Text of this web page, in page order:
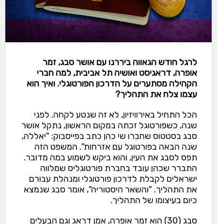
לרגל חודש הגאווה ביררנו עם אושר סבג, זמר
אופרה, דראגיסט ואושיה תל אביבית, למה חברי
הקהילה מסתערים על הדרכון הפורטוגלי. ואיך הוא
עצמו צלח את התהליך?
הכל התחיל באירוויזיון, לא זה שנטע לקחה. לפני
שנה, כשפורטוגל זכתה במקום הראשון, נתקל אושר
סבג בסטטוס שחברו שי כהן כתב בפייסבוק: "יאללה,
שנה הבאה בפורטוגל עם אזרחות". המשפט הזה
תפס לסבג את העין, והוא ביקש לשמוע במה מדובר.
התברר שכהן עובד בחברת פורטוגליס שמלווה
ישראלים לקבלת לדרכון פורטוגלי ומנהלת עבורם
את התהליך. "והשאר היסטוריה", אומר סבג שנמצא
כיום בעיצומו של התהליך.
סבג (30) הוא זמר אופרה, אמן דראג וגם הבעלים